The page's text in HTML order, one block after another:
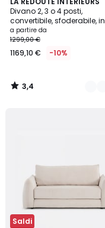
Divano 2, 3 o 4 posti,
convertibile, sfoderabile, in
poliestere, ODNA
a partire da
1299,00 €
1169,10 € -10%
/ 5
4
Colori
3,4
/
Saldi